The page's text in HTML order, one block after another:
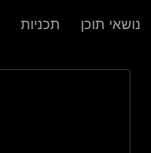
נושאי תוכן תכניות